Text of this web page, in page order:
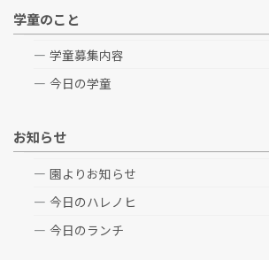
学童のこと
学童募集内容
今日の学童
お知らせ
園よりお知らせ
今日のハレノヒ
今日のランチ